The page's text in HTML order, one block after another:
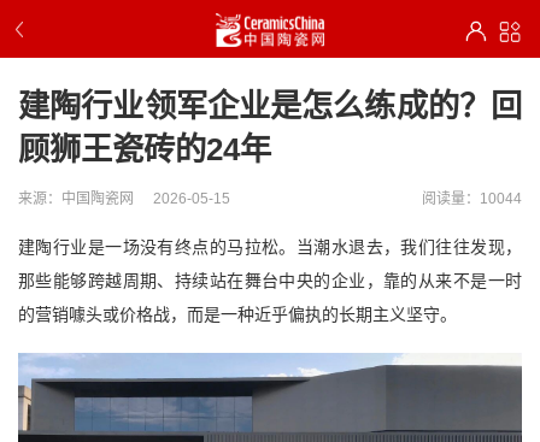
建陶行业领军企业是怎么练成的？回
顾狮王瓷砖的24年
来源：中国陶瓷网 2026-05-15 阅读量：10044
建陶行业是一场没有终点的马拉松。当潮水退去，我们往往发现，
那些能够跨越周期、持续站在舞台中央的企业，靠的从来不是一时
的营销噱头或价格战，而是一种近乎偏执的长期主义坚守。